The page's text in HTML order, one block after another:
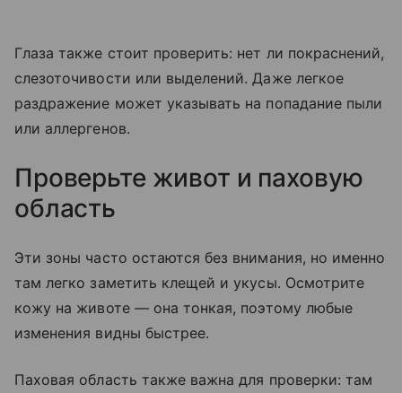
Глаза также стоит проверить: нет ли покраснений,
слезоточивости или выделений. Даже легкое
раздражение может указывать на попадание пыли
или аллергенов.
Проверьте живот и паховую
область
Эти зоны часто остаются без внимания, но именно
там легко заметить клещей и укусы. Осмотрите
кожу на животе — она тонкая, поэтому любые
изменения видны быстрее.
Паховая область также важна для проверки: там